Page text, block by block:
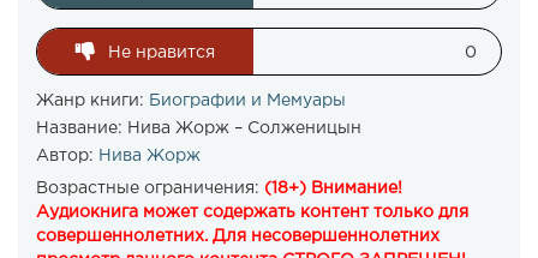
Не нравится 0
Жанр книги: Биографии и Мемуары
Название: Нива Жорж – Солженицын
Автор: Нива Жорж
Возрастные ограничения: (18+) Внимание!
Аудиокнига может содержать контент только для
совершеннолетних. Для несовершеннолетних